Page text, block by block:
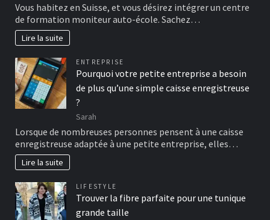
Vous habitez en Suisse, et vous désirez intégrer un centre
de formation moniteur auto-école. Sachez…
Lire la suite
ENTREPRISE
Pourquoi votre petite entreprise a besoin
de plus qu’une simple caisse enregistreuse
?
Sarah
Lorsque de nombreuses personnes pensent à une caisse
enregistreuse adaptée à une petite entreprise, elles…
Lire la suite
LIFESTYLE
Trouver la fibre parfaite pour une tunique
grande taille